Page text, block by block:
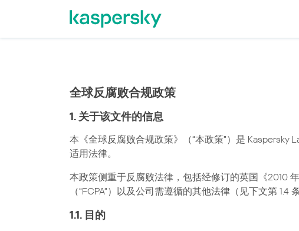
全球反腐败合规政策
1. 关于该文件的信息
本《全球反腐败合规政策》（“本政策”）是
适用法律。
本政策侧重于反腐败法律，包括经修订的英国《2010
（“FCPA”）以及公司需遵循的其他法律（见下文第 1.4
1.1. 目的